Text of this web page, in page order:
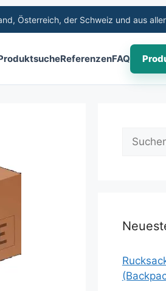
Österreich, der Schweiz und aus
ReferenzenFAQ